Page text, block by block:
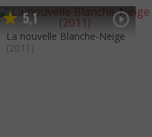
5,1
La nouvelle Blanche-Neige
(2011)